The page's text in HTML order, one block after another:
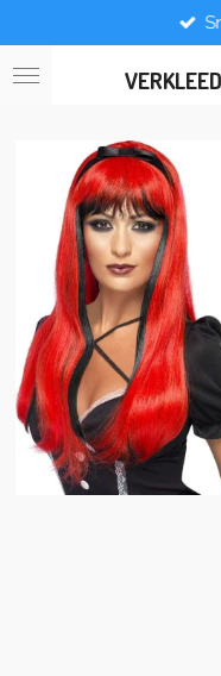
direct
naar